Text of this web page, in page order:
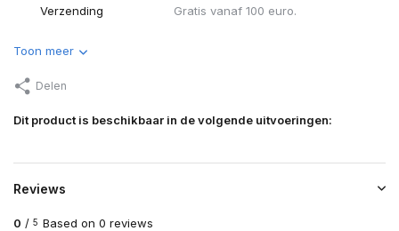
Verzending Gratis vanaf 100 euro.
Toon meer
Delen
Dit product is beschikbaar in de volgende uitvoeringen:
Reviews
0 / 5 Based on 0 reviews